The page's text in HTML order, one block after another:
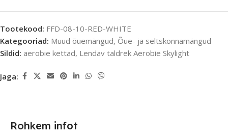
Tootekood: FFD-08-10-RED-WHITE
Kategooriad: Muud õuemängud, Õue- ja seltskonnamängud
Sildid: aerobie kettad, Lendav taldrek Aerobie Skylight
Jaga:
Rohkem infot